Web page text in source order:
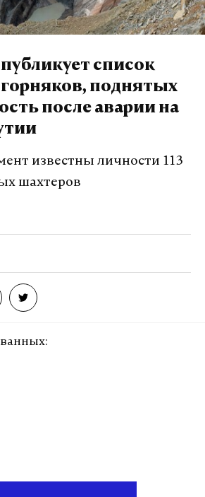
на Daily Storm вMAX. Он
где тормозит интернет.
Telegram
VK
список
поднятых
после аварии на
известны личности 113
шахтеров